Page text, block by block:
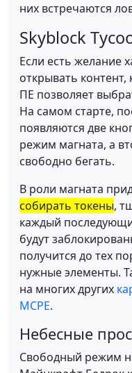
них встречаются
Skyblock
Если есть желание
открывать
ПЕ позволяет
На самом старте,
появляются две
режим магната, а
свободно бегать.
В роли магната
собирать токены,
каждый
будут
получится до тех
нужные элементы.
на многих других
MCPE.
Небесные
Свободный режим